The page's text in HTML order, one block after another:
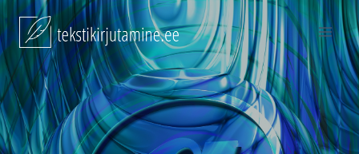
Skip
to
content